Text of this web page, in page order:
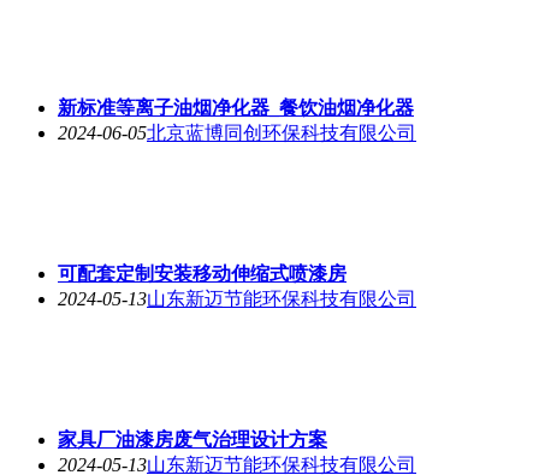
新标准等离子油烟净化器_餐饮油烟净化器
2024-06-05北京蓝博同创环保科技有限公司
可配套定制安装移动伸缩式喷漆房
2024-05-13山东新迈节能环保科技有限公司
家具厂油漆房废气治理设计方案
2024-05-13山东新迈节能环保科技有限公司